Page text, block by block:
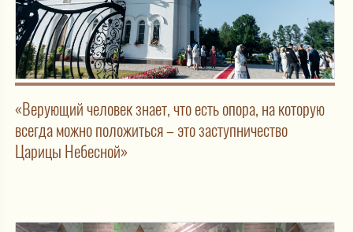
«Верующий человек знает, что есть опора, на которую
всегда можно положиться – это заступничество
Царицы Небесной»